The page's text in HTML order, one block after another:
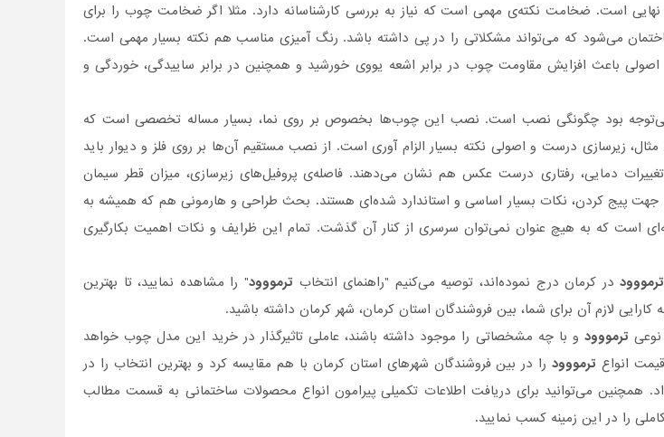
است. ضخامت نکته‌ی مهمی است که نیاز به بررسی کارشناسانه دارد. مثلا اگر ضخامت چوب را برای
می‌شود که می‌تواند مشکلاتی را در پی داشته باشد. رنگ آمیزی مناسب هم نکته بسیار مهمی است.
باعث افزایش مقاومت چوب در برابر اشعه یووی خورشید و همچنین در برابر ساییدگی، خوردگی و
بی‌توجه بود چگونگی نصب است. نصب این چوب‌ها بخصوص بر روی نما، بسیار مساله تخصصی ‌است که
زیرسازی درست و اصولی نکته بسیار الزام آوری است. از نصب مستقیم آن‌ها بر روی فلز و دیوار باید
دمایی، رفتاری درست عکس هم نشان می‌دهند. فاصله‌ی پروفیل‌های زیرسازی، میزان قطر سیمان
جهت پیج کردن، نکات بسیار اساسی و استاندارد شده‌ای هستند. بحث طراحی و هارمونی هم که همیشه به
است که به هیچ عنوان نمی‌توان سرسری از کنار آن گذشت. تمام این ظرایف و نکات اهمیت بکارگیری
ترموووددر کرمان درج نموده‌اند، توصیه می‌کنیم "راهنمای انتخاب ترمووود" را مشاهده نمایید، تا بهترین
کارایی لازم آن برای شما، بین فروشندگان استان کرمان، شهر کرمان داشته باشید.
ترمووود و با چه مشخصاتی را موجود داشته باشند، عاملی تاثیر‌گذار در خرید این مدل چوب خواهد
انواع ترمووودرا در بین فروشندگان شهرهای استان کرمان با هم مقایسه کرد و بهترین انتخاب را در
همچنین می‌توانید برای دریافت اطلاعات تکمیلی پیرامون انواع محصولات ساختمانی به قسمت مطالب
را در این زمینه کسب نمایید.